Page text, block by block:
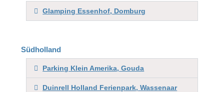
Glamping Essenhof, Domburg
Südholland
Parking Klein Amerika, Gouda
Duinrell Holland Ferienpark, Wassenaar